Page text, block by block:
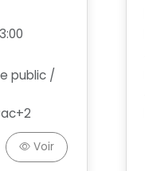
public /
Voir